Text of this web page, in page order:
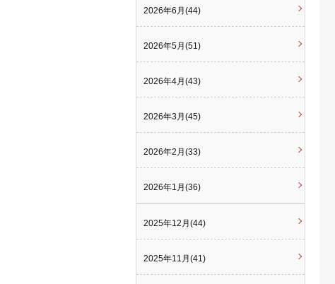
2026年6月(44)
2026年5月(51)
2026年4月(43)
2026年3月(45)
2026年2月(33)
2026年1月(36)
2025年12月(44)
2025年11月(41)